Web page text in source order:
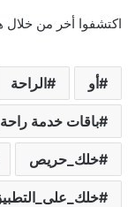
اكتشفوا أخر من
أو الراحة
باقات خدمة راحة
خلك_حريص